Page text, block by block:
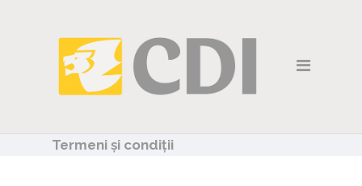
Rute interne
Rute externe
Termeni și condiții